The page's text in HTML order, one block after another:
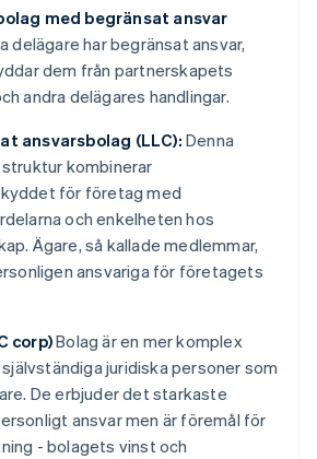
med begränsat ansvar
delägare har begränsat ansvar,
dem från partnerskapets
andra delägares handlingar.
ansvarsbolag (LLC): Denna
kombinerar
för företag med
och enkelheten hos
Ägare, så kallade medlemmar,
ansvariga för företagets
corp)Bolag är en mer komplex
juridiska personer som
De erbjuder det starkaste
ansvar men är föremål för
- bolagets vinst och